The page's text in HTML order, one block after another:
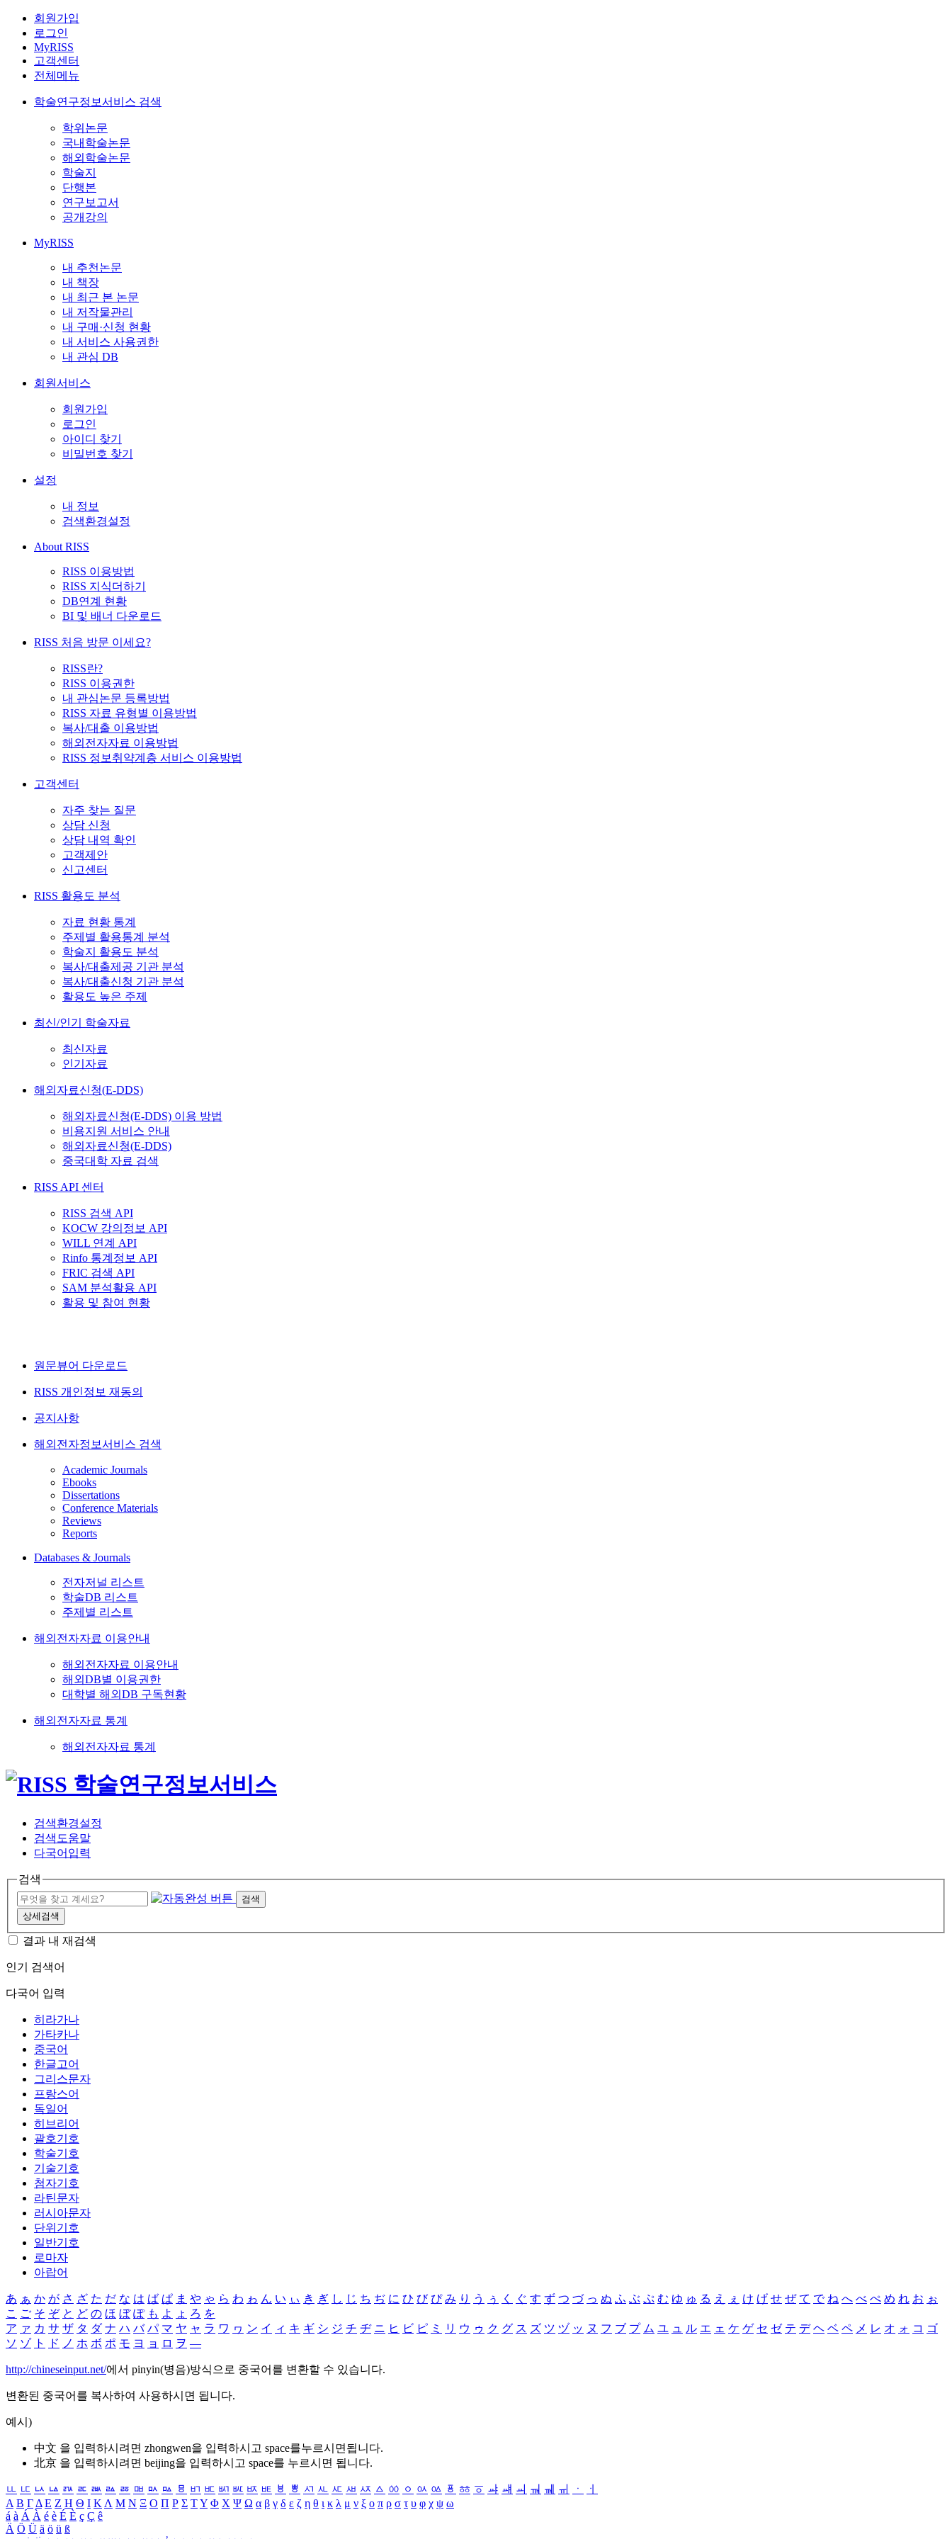
회원가입
로그인
MyRISS
고객센터
전체메뉴
학술연구정보서비스 검색
학위논문
국내학술논문
해외학술논문
학술지
단행본
연구보고서
공개강의
MyRISS
내 추천논문
내 책장
내 최근 본 논문
내 저작물관리
내 구매·신청 현황
내 서비스 사용권한
내 관심 DB
회원서비스
회원가입
로그인
아이디 찾기
비밀번호 찾기
설정
내 정보
검색환경설정
About RISS
RISS 이용방법
RISS 지식더하기
DB연계 현황
BI 및 배너 다운로드
RISS 처음 방문 이세요?
RISS란?
RISS 이용권한
내 관심논문 등록방법
RISS 자료 유형별 이용방법
복사/대출 이용방법
해외전자자료 이용방법
RISS 정보취약계층 서비스 이용방법
고객센터
자주 찾는 질문
상담 신청
상담 내역 확인
고객제안
신고센터
RISS 활용도 분석
자료 현황 통계
주제별 활용통계 분석
학술지 활용도 분석
복사/대출제공 기관 분석
복사/대출신청 기관 분석
활용도 높은 주제
최신/인기 학술자료
최신자료
인기자료
해외자료신청(E-DDS)
해외자료신청(E-DDS) 이용 방법
비용지원 서비스 안내
해외자료신청(E-DDS)
중국대학 자료 검색
RISS API 센터
RISS 검색 API
KOCW 강의정보 API
WILL 연계 API
Rinfo 통계정보 API
FRIC 검색 API
SAM 분석활용 API
활용 및 참여 현황
원문뷰어 다운로드
RISS 개인정보 재동의
공지사항
해외전자정보서비스 검색
Academic Journals
Ebooks
Dissertations
Conference Materials
Reviews
Reports
Databases & Journals
전자저널 리스트
학술DB 리스트
주제별 리스트
해외전자자료 이용안내
해외전자자료 이용안내
해외DB별 이용권한
대학별 해외DB 구독현황
해외전자자료 통계
해외전자자료 통계
검색환경설정
검색도움말
다국어입력
검색
검색
상세검색
결과 내 재검색
인기 검색어
다국어 입력
히라가나
가타카나
중국어
한글고어
그리스문자
프랑스어
독일어
히브리어
괄호기호
학술기호
기술기호
첨자기호
라틴문자
러시아문자
단위기호
일반기호
로마자
아랍어
あ ぁ か が さ ざ た だ な は ば ぱ ま や ゃ ら わ ゎ ん い ぃ き ぎ し じ ち ぢ に ひ び ぴ み り う ぅ く ぐ す ず つ づ っ ぬ ふ ぶ ぷ む ゆ ゅ る え ぇ け げ せ ぜ て で ね へ べ ぺ め れ お ぉ
こ ご そ ぞ と ど の ほ ぼ ぽ も よ ょ ろ を
ア ァ カ サ ザ タ ダ ナ ハ バ パ マ ヤ ャ ラ ワ ヮ ン イ ィ キ ギ シ ジ チ ヂ ニ ヒ ビ ピ ミ リ ウ ゥ ク グ ス ズ ツ ヅ ッ ヌ フ ブ プ ム ユ ュ ル エ ェ ケ ゲ セ ゼ テ デ ヘ ベ ペ メ レ オ ォ コ ゴ
ソ ゾ ト ド ノ ホ ボ ポ モ ヨ ョ ロ ヲ ―
http://chineseinput.net/에서 pinyin(병음)방식으로 중국어를 변환할 수 있습니다.
변환된 중국어를 복사하여 사용하시면 됩니다.
예시)
中文 을 입력하시려면 zhongwen을 입력하시고 space를누르시면됩니다.
北京 을 입력하시려면 beijing을 입력하시고 space를 누르시면 됩니다.
ㅥ ㅦ ㅧ ㅨ ㅩ ㅪ ㅫ ㅬ ㅭ ㅮ ㅯ ㅰ ㅱ ㅲ ㅳ ㅴ ㅵ ㅶ ㅷ ㅸ ㅹ ㅺ ㅻ ㅼ ㅽ ㅾ ㅿ ㆀ ㆁ ㆂ ㆃ ㆄ ㆅ ㆆ ㆇ ㆈ ㆉ ㆊ ㆋ ㆌ ㆍ
ㆎ
Α Β ΓΔ Ε Ζ Η Θ Ι ΚΛ Μ Ν Ξ Ο Π Ρ Σ ΤΥ Φ Χ Ψ Ω α β γ δ ε ζ η θ ι κ λ μ ν ξ ο π ρ σ τ υ φ χ ψ ω
á à Á À é è É È ç Ç ê
Ä Ö Ü ä ö ü ß